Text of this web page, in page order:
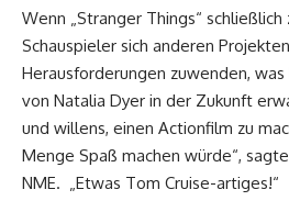
Wenn „Stranger Things“
Schauspieler sich anderen
Herausforderungen zuwenden, was
von Natalia Dyer in der Zukunft
und willens, einen Actionfilm zu
Menge Spaß machen würde“,
NME. „Etwas Tom Cruise-artiges!“